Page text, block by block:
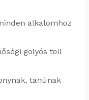
alkalomhoz
golyós toll
tanúnak